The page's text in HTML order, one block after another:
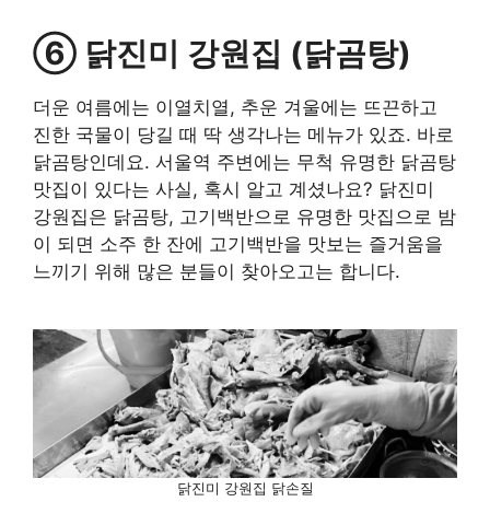
⑥ 닭진미 강원집 (닭곰탕)
더운 여름에는 이열치열, 추운 겨울에는 뜨끈하고
진한 국물이 당길 때 딱 생각나는 메뉴가 있죠. 바로
닭곰탕인데요. 서울역 주변에는 무척 유명한 닭곰탕
맛집이 있다는 사실, 혹시 알고 계셨나요? 닭진미
강원집은 닭곰탕, 고기백반으로 유명한 맛집으로 밤
이 되면 소주 한 잔에 고기백반을 맛보는 즐거움을
느끼기 위해 많은 분들이 찾아오고는 합니다.
닭진미 강원집 닭손질